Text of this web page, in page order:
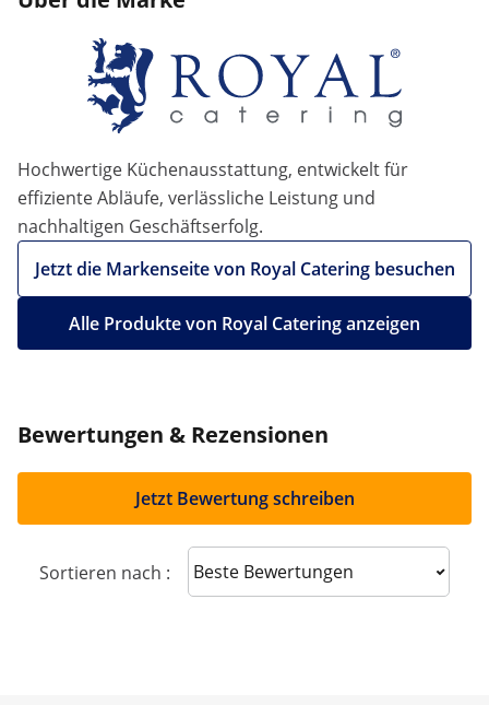
Hochwertige Küchenausstattung, entwickelt für
effiziente Abläufe, verlässliche Leistung und
nachhaltigen Geschäftserfolg.
Jetzt die Markenseite von Royal Catering besuchen
Alle Produkte von Royal Catering anzeigen
Bewertungen & Rezensionen
Jetzt Bewertung schreiben
Sortieren nach : Sort reviews